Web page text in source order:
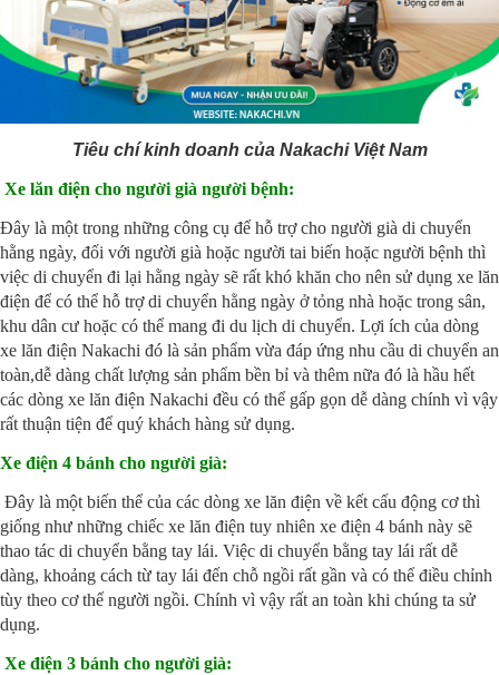
Tiêu chí kinh doanh của Nakachi Việt Nam
Xe lăn điện cho người già người bệnh:
Đây là một trong những công cụ để hỗ trợ cho người già di chuyển
hằng ngày, đối với người già hoặc người tai biến hoặc người bệnh thì
việc di chuyển đi lại hằng ngày sẽ rất khó khăn cho nên sử dụng xe lăn
điện để có thể hỗ trợ di chuyển hằng ngày ở tỏng nhà hoặc trong sân,
khu dân cư hoặc có thể mang đi du lịch di chuyển. Lợi ích của dòng
xe lăn điện Nakachi đó là sản phẩm vừa đáp ứng nhu cầu di chuyển an
toàn,dễ dàng chất lượng sản phẩm bền bỉ và thêm nữa đó là hầu hết
các dòng xe lăn điện Nakachi đều có thể gấp gọn dễ dàng chính vì vậy
rất thuận tiện để quý khách hàng sử dụng.
Xe điện 4 bánh cho người già:
Đây là một biến thể của các dòng xe lăn điện về kết cấu động cơ thì
giống như những chiếc xe lăn điện tuy nhiên xe điện 4 bánh này sẽ
thao tác di chuyển bằng tay lái. Việc di chuyển bằng tay lái rất dễ
dàng, khoảng cách từ tay lái đến chỗ ngồi rất gần và có thể điều chỉnh
tùy theo cơ thế người ngồi. Chính vì vậy rất an toàn khi chúng ta sử
dụng.
Xe điện 3 bánh cho người già: